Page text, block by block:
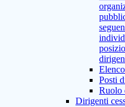
Posti
Ruolo
Dirigenti